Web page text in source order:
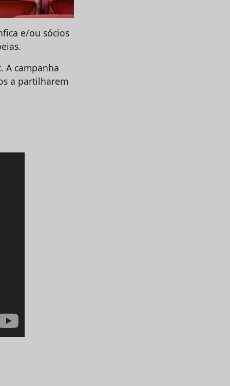
e/ou sócios
A campanha
a partilharem